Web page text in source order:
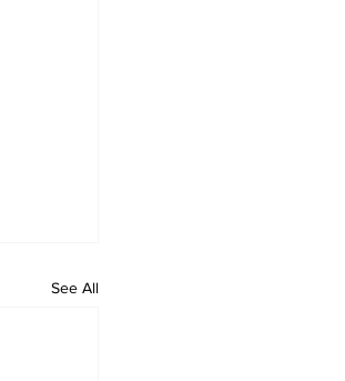
See All